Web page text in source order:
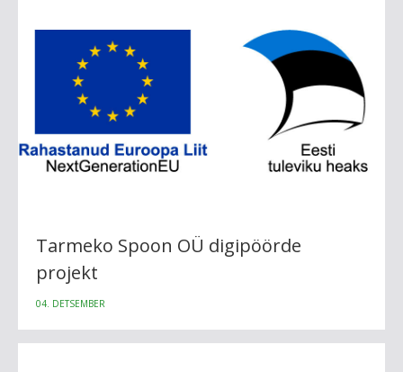
Tarmeko Spoon OÜ digipöörde
projekt
04. DETSEMBER